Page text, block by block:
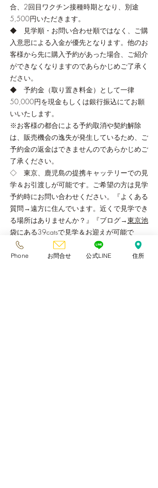
合、2回目ワクチン接種時期となり、別途
5,500円いただきます。
◆ 見学順・お問い合わせ順ではなく、ご購
入意思による入金が優先となります。他のお
客様から先に購入予約があった場合、ご紹介
ができなくなりますのであらかじめご了承く
ださい。
◆ 予約金（取り置き料金）として一律
50,000円を現金もしくは銀行振込にてお願
いいたします。
※お客様の都合による予約取消や契約解除
は、販売機会の逸失が発生しているため、ご
予約金の返金はできませんのであらかじめご
了承ください。
◇ 東京、鹿児島の提携キャッテリーでの見
学＆お引渡しが可能です。ご希望の方は見学
予約時にお問い合わせください。『よくある
質問→遠方に住んでいます。近くで見学でき
る場所はありませんか？』『ブログ→東京池
袋にある39catsで見学＆お迎えが可能で
す。
』をご確認ください。
◇ 2020.6.1より動物愛護法改正により出
Phone お問合せ 公式LINE 住所